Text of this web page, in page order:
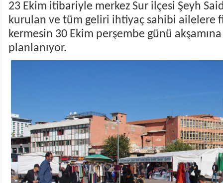
23 Ekim itibariyle merkez Sur ilçesi Şeyh
kurulan ve tüm geliri ihtiyaç sahibi ailelere
kermesin 30 Ekim perşembe günü
planlanıyor.